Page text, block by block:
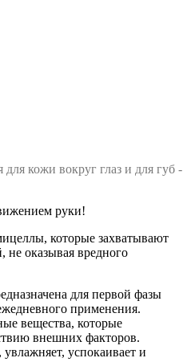
руки!
которые захватывают
не оказывая вредного
для первой фазы
применения.
вещества, которые
внешних факторов.
успокаивает и